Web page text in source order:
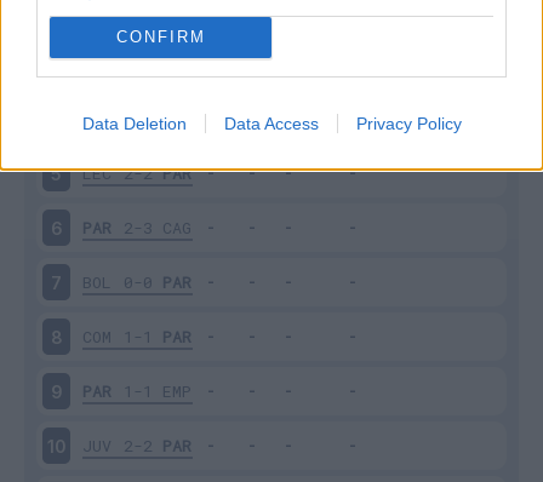
CONFIRM
Data Deletion Data Access Privacy Policy
3 NAP 2-1 PAR
PAR 2-3 UDI
5 LEC 2-2 PAR
6 PAR 2-3 CAG
7 BOL 0-0 PAR
8 COM 1-1 PAR
9 PAR 1-1 EMP
10 JUV 2-2 PAR